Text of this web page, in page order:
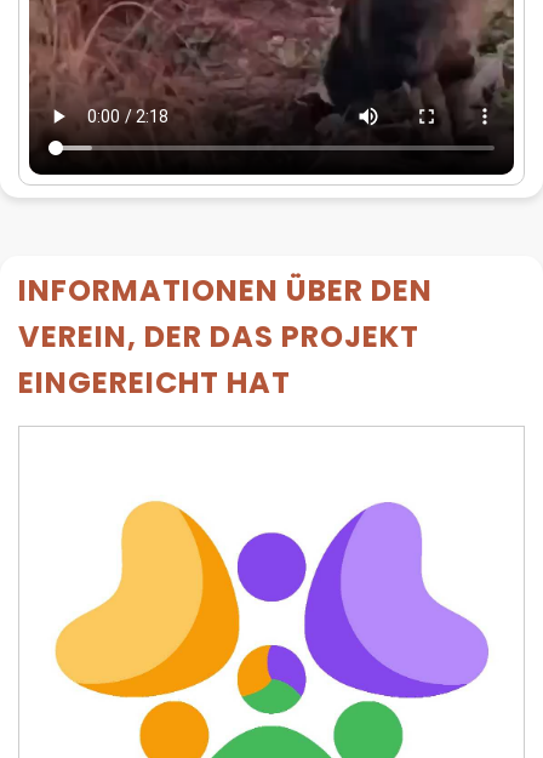
INFORMATIONEN ÜBER DEN
VEREIN, DER DAS PROJEKT
EINGEREICHT HAT